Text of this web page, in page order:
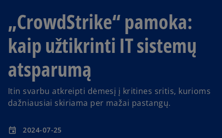
„CrowdStrike“ pamoka:
kaip užtikrinti IT sistemų
atsparumą
Itin svarbu atkreipti dėmesį į kritines sritis, kurioms
dažniausiai skiriama per mažai pastangų.
event 2024-07-25